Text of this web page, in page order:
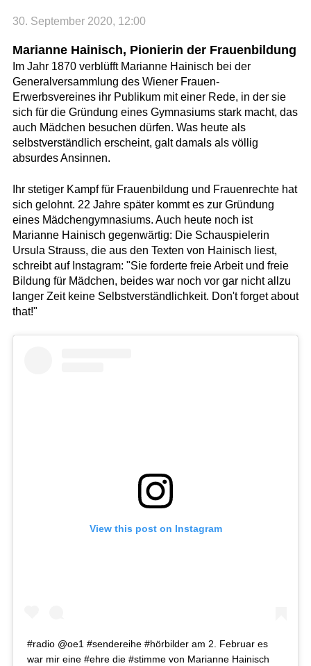
30. September 2020, 12:00
Marianne Hainisch, Pionierin der Frauenbildung
Im Jahr 1870 verblüfft Marianne Hainisch bei der
Generalversammlung des Wiener Frauen-
Erwerbsvereines ihr Publikum mit einer Rede, in der sie
sich für die Gründung eines Gymnasiums stark macht, das
auch Mädchen besuchen dürfen. Was heute als
selbstverständlich erscheint, galt damals als völlig
absurdes Ansinnen.
Ihr stetiger Kampf für Frauenbildung und Frauenrechte hat
sich gelohnt. 22 Jahre später kommt es zur Gründung
eines Mädchengymnasiums. Auch heute noch ist
Marianne Hainisch gegenwärtig: Die Schauspielerin
Ursula Strauss, die aus den Texten von Hainisch liest,
schreibt auf Instagram: "Sie forderte freie Arbeit und freie
Bildung für Mädchen, beides war noch vor gar nicht allzu
langer Zeit keine Selbstverständlichkeit. Don't forget about
that!"
View this post on Instagram
#radio @oe1 #sendereihe #hörbilder am 2. Februar es
war mir eine #ehre die #stimme von Marianne Hainisch